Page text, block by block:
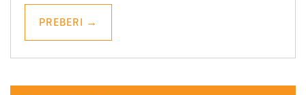
PREBERI →